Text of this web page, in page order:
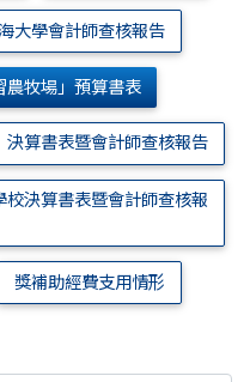
大學會計師查核報告
農牧場」預算書表
算書表暨會計師查核報告
決算書表暨會計師查核報
獎補助經費支用情形